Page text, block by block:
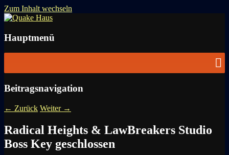
Zum Inhalt wechseln
Quake Haus
Hauptmenü
Beitragsnavigation
← Zurück Weiter →
Radical Heights & LawBreakers Studio
Boss Key geschlossen